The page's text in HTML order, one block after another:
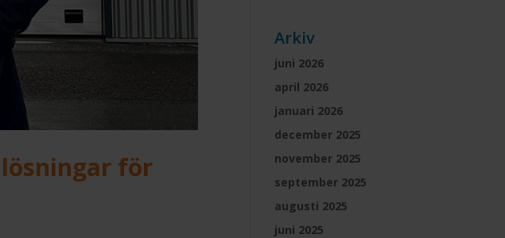
för
Arkiv
juni 2026
april 2026
januari 2026
december 2025
november 2025
september 2025
augusti 2025
juni 2025